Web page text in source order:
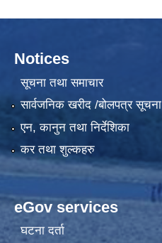
Notices
सूचना तथा समाचार
सार्वजनिक खरीद /बोलपत्र सूचना
एन, कानुन तथा निर्देशिका
कर तथा शुल्कहरु
eGov services
घटना दर्ता